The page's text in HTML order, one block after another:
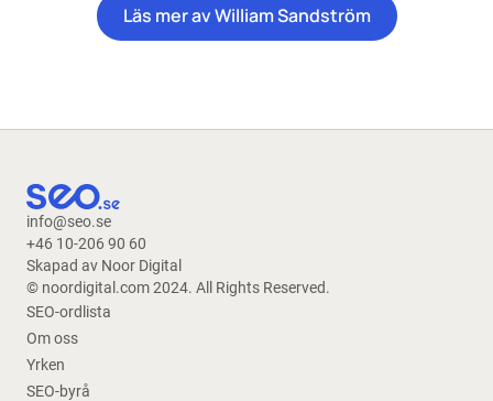
Läs mer av William Sandström
info@seo.se
+46 10-206 90 60
Skapad av Noor Digital
© noordigital.com 2024. All Rights Reserved.
SEO-ordlista
Om oss
Yrken
SEO-byrå